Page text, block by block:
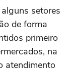
setores
de forma
primeiro
na
atendimento